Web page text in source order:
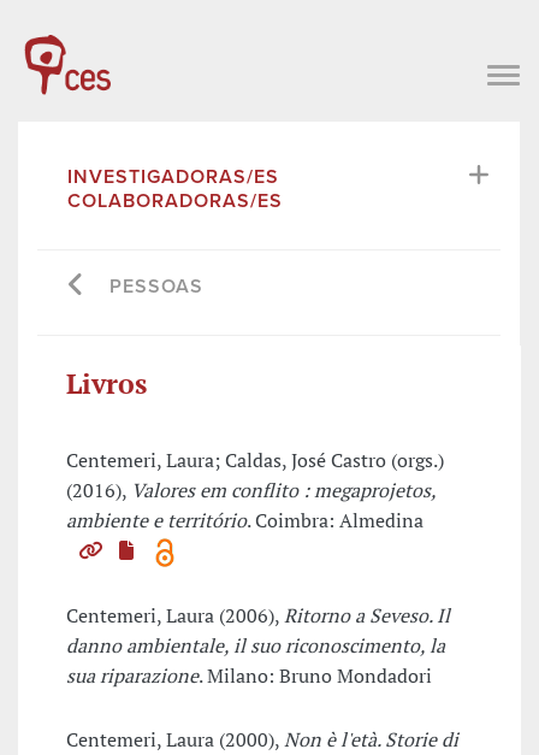
INVESTIGADORAS/ES
COLABORADORAS/ES
PESSOAS
Livros
Centemeri, Laura; Caldas, José Castro (orgs.)
(2016), Valores em conflito : megaprojetos,
ambiente e território. Coimbra: Almedina
Centemeri, Laura (2006),Ritorno a Seveso. Il
danno ambientale, il suo riconoscimento, la
sua riparazione. Milano: Bruno Mondadori
Centemeri, Laura (2000),Non è l'età. Storie di